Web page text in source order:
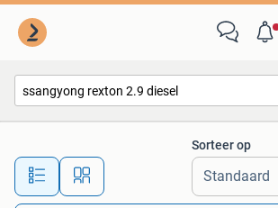
Alle afstanden…
Sorteer op